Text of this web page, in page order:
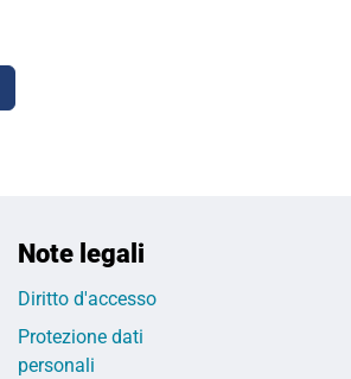
Note legali
Diritto d'accesso
Protezione dati
personali